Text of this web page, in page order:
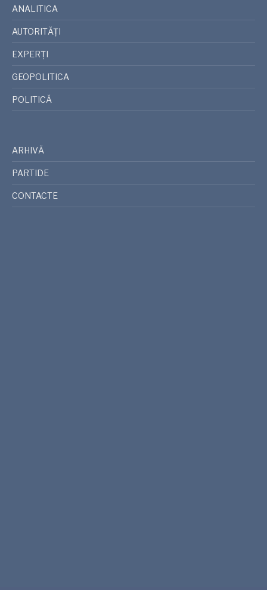
ANALITICA
AUTORITĂȚI
EXPERȚI
GEOPOLITICA
POLITICĂ
ARHIVĂ
PARTIDE
CONTACTE